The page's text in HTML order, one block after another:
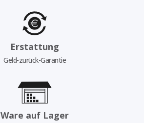
Erstattung
Geld-zurück-Garantie
Ware auf Lager